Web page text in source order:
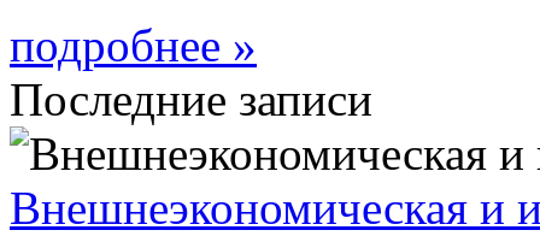
подробнее »
Последние записи
Внешнеэкономическая и